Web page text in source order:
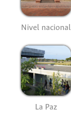
Nivel nacional
La Paz